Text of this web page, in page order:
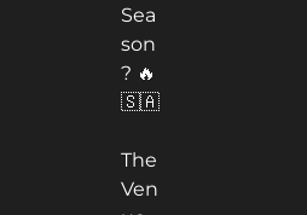
Sea
son
? 🔥
🇸🇦
The
Ven